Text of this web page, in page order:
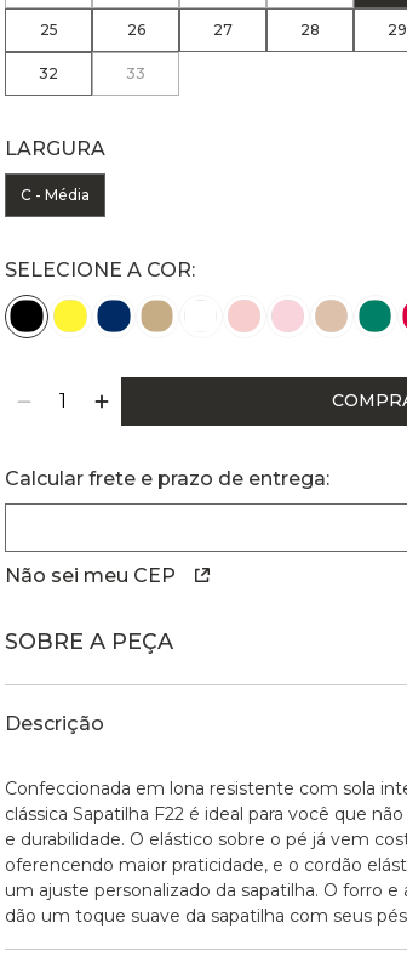
LARGURA
C - Média
25 26 27 28 29
32 33
SELECIONE A COR:
Calcular frete e prazo de entrega:
Não sei meu CEP
SOBRE A PEÇA
Descrição
Confeccionada em lona resistente com sola
clássica Sapatilha F22 é ideal para você que
e durabilidade. O elástico sobre o pé já vem
oferencendo maior praticidade, e o cordão
um ajuste personalizado da sapatilha. O forro
dão um toque suave da sapatilha com seus